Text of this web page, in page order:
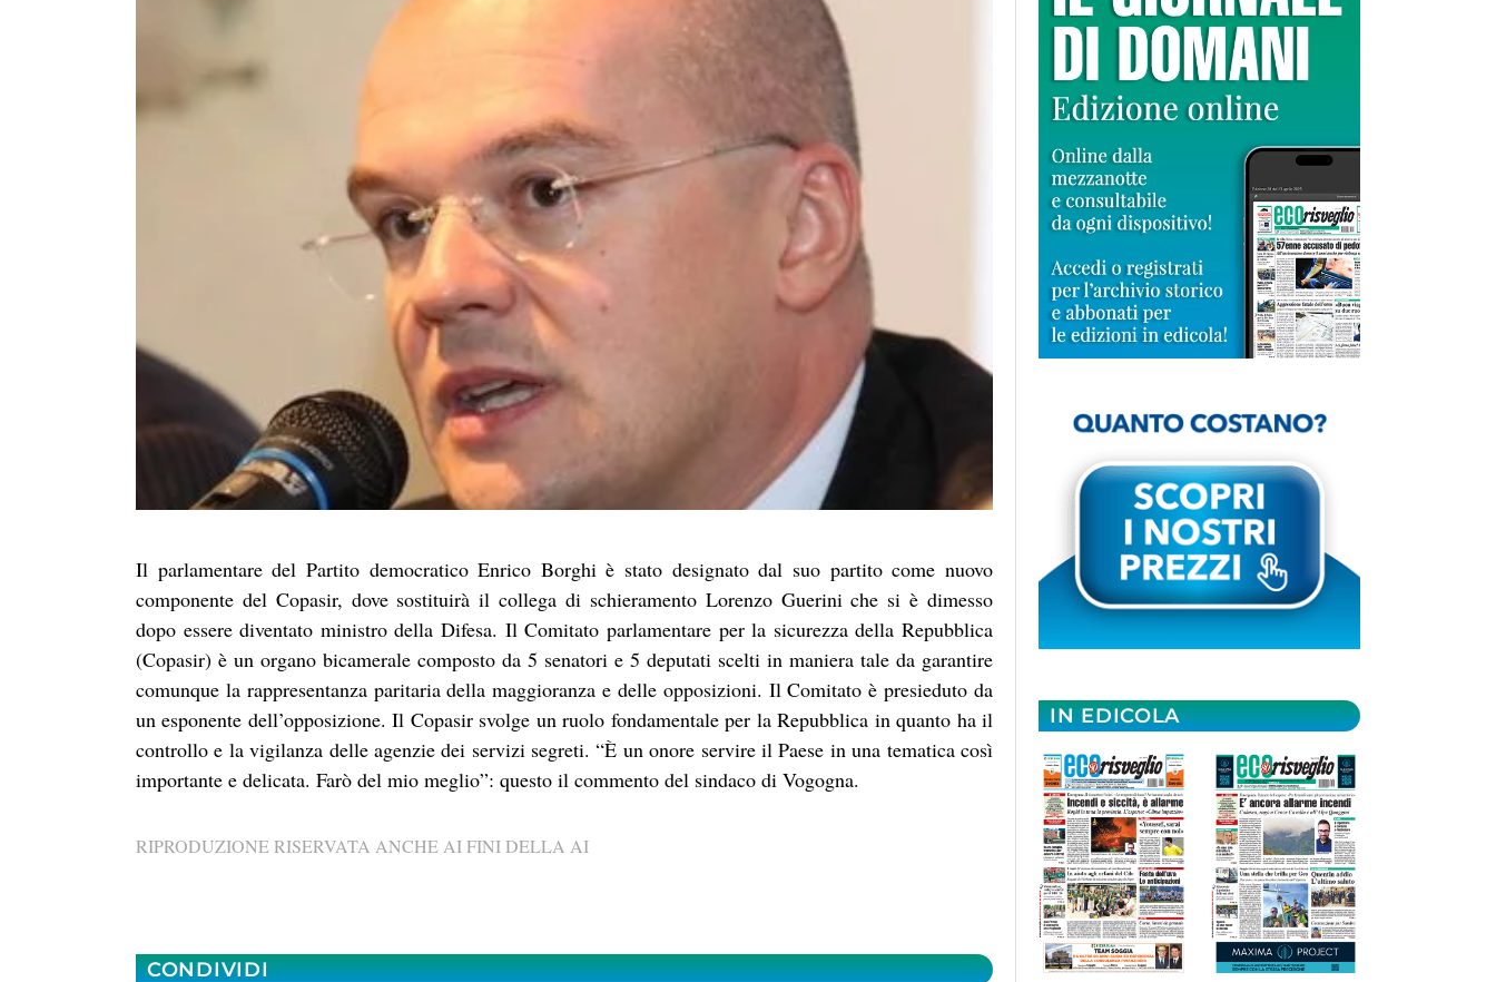
Il parlamentare del Partito democratico Enrico Borghi è stato designato dal suo partito come nuovo
componente del Copasir, dove sostituirà il collega di schieramento Lorenzo Guerini che si è dimesso
dopo essere diventato ministro della Difesa. Il Comitato parlamentare per la sicurezza della Repubblica
(Copasir) è un organo bicamerale composto da 5 senatori e 5 deputati scelti in maniera tale da garantire
comunque la rappresentanza paritaria della maggioranza e delle opposizioni. Il Comitato è presieduto da
un esponente dell’opposizione. Il Copasir svolge un ruolo fondamentale per la Repubblica in quanto ha il
controllo e la vigilanza delle agenzie dei servizi segreti. “È un onore servire il Paese in una tematica così
importante e delicata. Farò del mio meglio”: questo il commento del sindaco di Vogogna.
RIPRODUZIONE RISERVATA ANCHE AI FINI DELLA AI
CONDIVIDI
IN EDICOLA